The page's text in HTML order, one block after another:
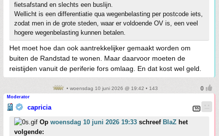
fietsafstand en slechts een buslijn.
Wellicht is een differentiatie qua wegenbelasting per postcode iets,
zodat men in de grote steden, waar er voldoende OV is, een veel
hogere wegenbelasting kunnen betalen.
Het moet hoe dan ook aantrekkelijker gemaakt worden om
buiten de Randstad te wonen. Maar daarvoor moeten de
reistijden vanuit de periferie fors omlaag. En dat kost wel geld.
• woensdag 10 juni 2026 @ 19:42 • 143
Moderator
capricia
Op woensdag 10 juni 2026 19:33 schreef BlaZ het
volgende: